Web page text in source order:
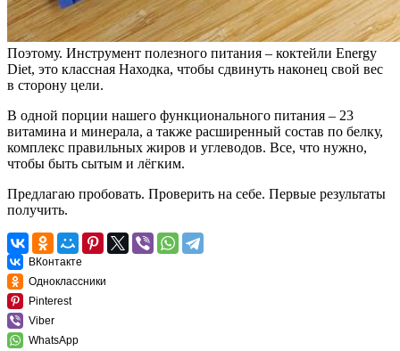
Поэтому. Инструмент полезного питания – коктейли Energy
Diet, это классная Находка, чтобы сдвинуть наконец свой вес
в сторону цели.
В одной порции нашего функционального питания – 23
витамина и минерала, а также расширенный состав по белку,
комплекс правильных жиров и углеводов. Все, что нужно,
чтобы быть сытым и лёгким.
Предлагаю пробовать. Проверить на себе. Первые результаты
получить.
ВКонтакте
Одноклассники
Pinterest
Viber
WhatsApp